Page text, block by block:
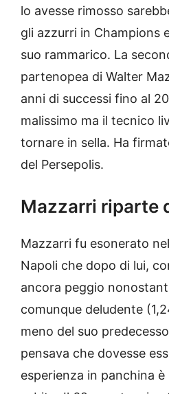
lo avesse rimosso
gli azzurri in Champions
suo rammarico. La
partenopea di Walter
anni di successi fino al
malissimo ma il tecnico
tornare in sella. Ha
del Persepolis.
Mazzarri riparte
Mazzarri fu esonerato
Napoli che dopo di lui,
ancora peggio
comunque deludente
meno del suo
pensava che dovesse
esperienza in panchina